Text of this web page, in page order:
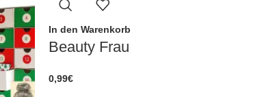
In den Warenkorb
Beauty Frau
0,99€